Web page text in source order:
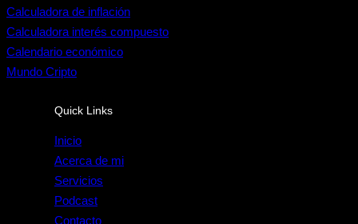
Calculadora de inflación
Calculadora interés compuesto
Calendario económico
Mundo Cripto
Quick Links
Inicio
Acerca de mi
Servicios
Podcast
Contacto